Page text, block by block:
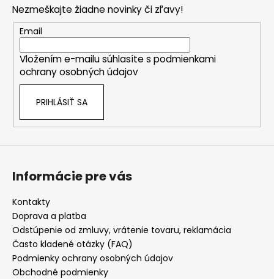
Nezmeškajte žiadne novinky či zľavy!
Email
Vložením e-mailu súhlasíte s podmienkami
ochrany osobných údajov
PRIHLÁSIŤ SA
Informácie pre vás
Kontakty
Doprava a platba
Odstúpenie od zmluvy, vrátenie tovaru, reklamácia
Často kladené otázky (FAQ)
Podmienky ochrany osobných údajov
Obchodné podmienky